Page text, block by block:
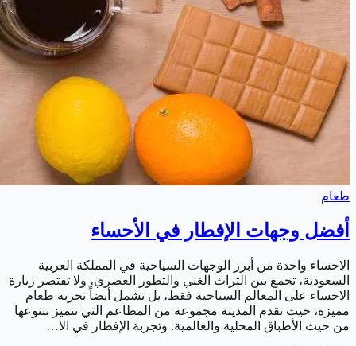
طعام
أفضل وجهات الإفطار في الأحساء
الاحساء واحدة من أبرز الوجهات السياحية في المملكة العربية
السعودية، تجمع بين التراث الغني والتطور العصري، ولا تقتصر زيارة
الاحساء على المعالم السياحية فقط، بل تشمل أيضاً تجربة طعام
مميزة، حيث تقدم المدينة مجموعة من المطاعم التي تتميز بتنوعها
من حيث الأطباق المحلية والعالمية. وتجربة الإفطار في الا…